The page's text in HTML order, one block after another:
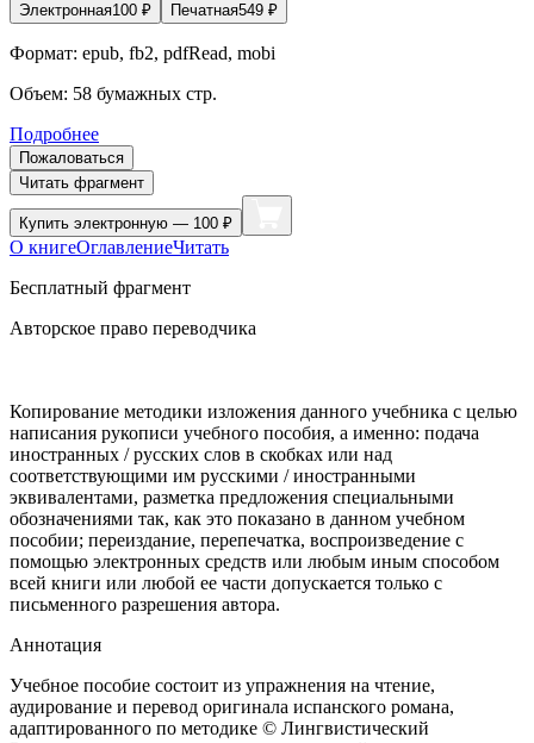
Электронная100 ₽ Печатная549 ₽
Формат: epub, fb2, pdfRead, mobi
Объем: 58 бумажных стр.
Подробнее
Пожаловаться
Читать фрагмент
Купить электронную — 100 ₽
О книгеОглавлениеЧитать
Бесплатный фрагмент
Авторское право переводчика
Копирование методики изложения данного учебника с целью
написания рукописи учебного пособия, а именно: подача
иностранных / русских слов в скобках или над
соответствующими им русскими / иностранными
эквивалентами, разметка предложения специальными
обозначениями так, как это показано в данном учебном
пособии; переиздание, перепечатка, воспроизведение с
помощью электронных средств или любым иным способом
всей книги или любой ее части допускается только с
письменного разрешения автора.
Аннотация
Учебное пособие состоит из упражнения на чтение,
аудирование и перевод оригинала испанского романа,
адаптированного по методике © Лингвистический